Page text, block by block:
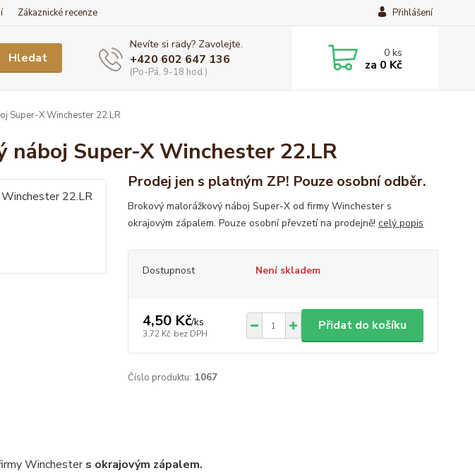
Zákaznické recenze Přihlášení
Hledat
Nevíte si rady? Zavolejte.
+420 602 647 136
(Po-Pá, 9-18 hod.)
0ks
za 0 Kč
Super-X Winchester 22.LR
náboj Super-X Winchester 22.LR
Prodej jen s platným ZP! Pouze osobní odběr.
Brokový malorážkový náboj Super-X od firmy Winchester s
okrajovým zápalem. Pouze osobní převzetí na prodejně! celý popis
Dostupnost Není skladem
4,50 Kč/ks
3,72 Kč bez DPH
Přidat do košíku
Číslo produktu: 1067
Winchesters okrajovým zápalem.